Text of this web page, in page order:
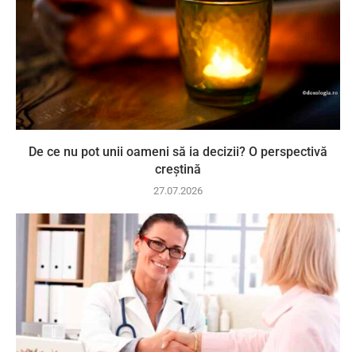
De ce nu pot unii oameni să ia decizii? O perspectivă
creștină
27.07.2026